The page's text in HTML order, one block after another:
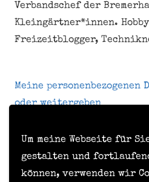
Um meine Webseite für
gestalten und
können, verwenden wir
Verbandschef der
Kleingärtner*innen.
Freizeitblogger,
Meine
oder weitergeben